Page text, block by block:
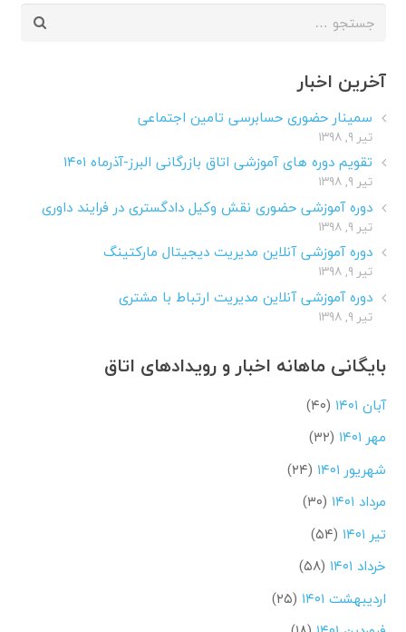
جستجو
آخرین اخبار
سمینار حضوری حسابرسی تامین اجتماعی
تیر ۹, ۱۳۹۸
تقویم دوره های آموزشی اتاق بازرگانی البرز-آذرماه ۱۴۰۱
تیر ۹, ۱۳۹۸
دوره آموزشی حضوری نقش وکیل دادگستری در فرایند داوری
تیر ۹, ۱۳۹۸
دوره آموزشی آنلاین مدیریت دیجیتال مارکتینگ
تیر ۹, ۱۳۹۸
دوره آموزشی آنلاین مدیریت ارتباط با مشتری
تیر ۹, ۱۳۹۸
بایگانی ماهانه اخبار و رویدادهای اتاق
آبان ۱۴۰۱
(۴۰)
مهر ۱۴۰۱
(۳۲)
شهریور ۱۴۰۱
(۲۴)
مرداد ۱۴۰۱
(۳۰)
تیر ۱۴۰۱
(۵۴)
خرداد ۱۴۰۱
(۵۸)
اردیبهشت ۱۴۰۱
(۲۵)